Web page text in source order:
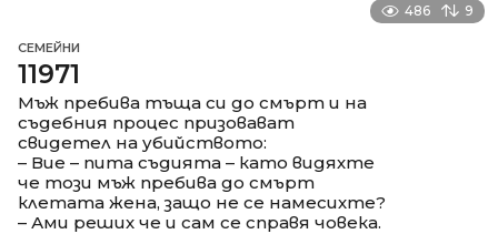
486 9
СЕМЕЙНИ
11971
Мъж пребива тъща си до смърт и на
съдебния процес призовават
свидетел на убийството:
– Вие – пита съдията – като видяхте
че този мъж пребива до смърт
клетата жена, защо не се намесихте?
– Ами реших че и сам се справя човека.